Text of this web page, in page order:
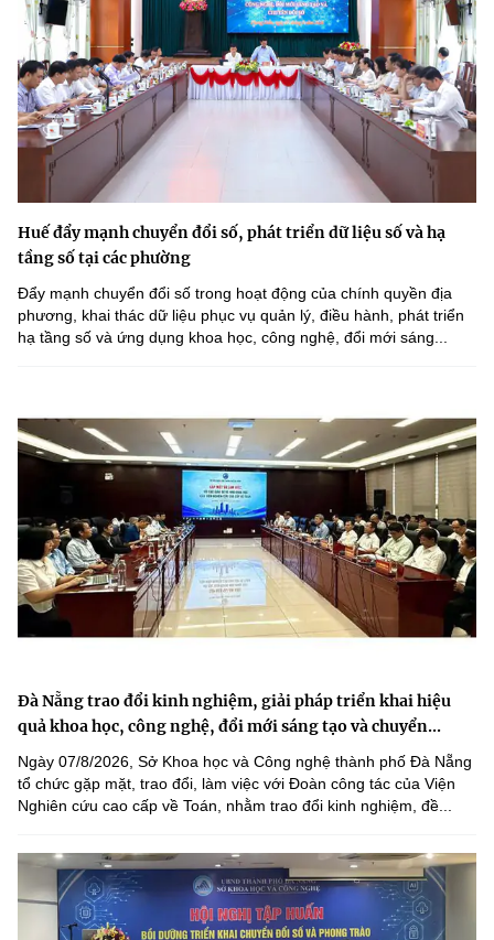
Huế đẩy mạnh chuyển đổi số, phát triển dữ liệu số và hạ
tầng số tại các phường
Đẩy mạnh chuyển đổi số trong hoạt động của chính quyền địa
phương, khai thác dữ liệu phục vụ quản lý, điều hành, phát triển
hạ tầng số và ứng dụng khoa học, công nghệ, đổi mới sáng...
Đà Nẵng trao đổi kinh nghiệm, giải pháp triển khai hiệu
quả khoa học, công nghệ, đổi mới sáng tạo và chuyển...
Ngày 07/8/2026, Sở Khoa học và Công nghệ thành phố Đà Nẵng
tổ chức gặp mặt, trao đổi, làm việc với Đoàn công tác của Viện
Nghiên cứu cao cấp về Toán, nhằm trao đổi kinh nghiệm, đề...